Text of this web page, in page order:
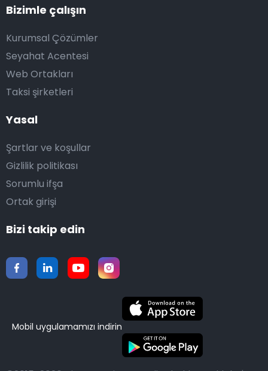
Bizimle çalışın
Kurumsal Çözümler
Seyahat Acentesi
Web Ortakları
Taksi şirketleri
Yasal
Şartlar ve koşullar
Gizlilik politikası
Sorumlu ifşa
Ortak girişi
Bizi takip edin
Mobil uygulamamızı indirin